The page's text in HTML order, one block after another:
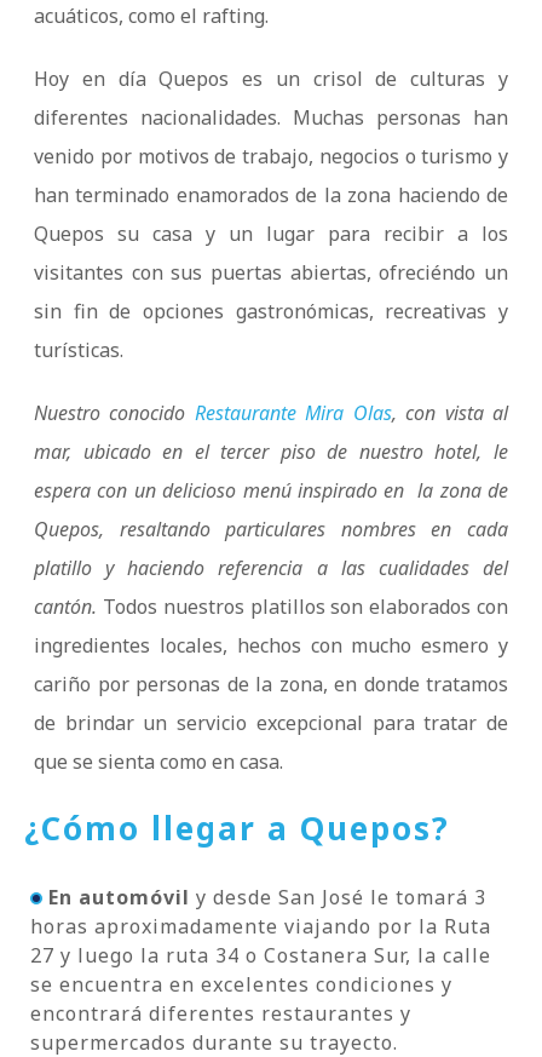
acuáticos, como el rafting.
Hoy en día Quepos es un crisol de culturas y
diferentes nacionalidades. Muchas personas han
venido por motivos de trabajo, negocios o turismo y
han terminado enamorados de la zona haciendo de
Quepos su casa y un lugar para recibir a los
visitantes con sus puertas abiertas, ofreciéndo un
sin fin de opciones gastronómicas, recreativas y
turísticas.
Nuestro conocido Restaurante Mira Olas, con vista al
mar, ubicado en el tercer piso de nuestro hotel, le
espera con un delicioso menú inspirado en la zona de
Quepos, resaltando particulares nombres en cada
platillo y haciendo referencia a las cualidades del
cantón. Todos nuestros platillos son elaborados con
ingredientes locales, hechos con mucho esmero y
cariño por personas de la zona, en donde tratamos
de brindar un servicio excepcional para tratar de
que se sienta como en casa.
¿Cómo llegar a Quepos?
En automóvil y desde San José le tomará 3
horas aproximadamente viajando por la Ruta
27 y luego la ruta 34 o Costanera Sur, la calle
se encuentra en excelentes condiciones y
encontrará diferentes restaurantes y
supermercados durante su trayecto.